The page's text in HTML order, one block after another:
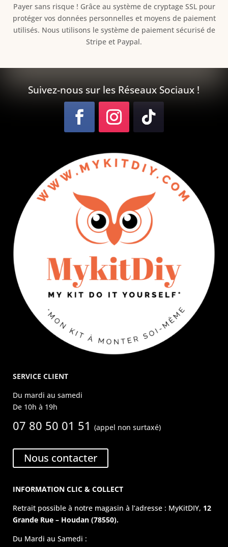
Payer sans risque ! Grâce au système de cryptage SSL pour
protéger vos données personnelles et moyens de paiement
utilisés. Nous utilisons le système de paiement sécurisé de
Stripe et Paypal.
Suivez-nous sur les Réseaux Sociaux !
SERVICE CLIENT
Du mardi au samedi
De 10h à 19h
07 80 50 01 51(appel non surtaxé)
Nous contacter
INFORMATION CLIC & COLLECT
Retrait possible à notre magasin à l’adresse : MyKitDIY, 12
Grande Rue – Houdan (78550).
Du Mardi au Samedi :